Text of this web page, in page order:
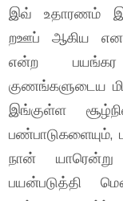
இவ் உதாரணம்
றஊப் ஆகிய
என்ற பயங்கர
குணங்களுடைய
இங்குள்ள
நான் யாரென்று
பயன்படுத்தி